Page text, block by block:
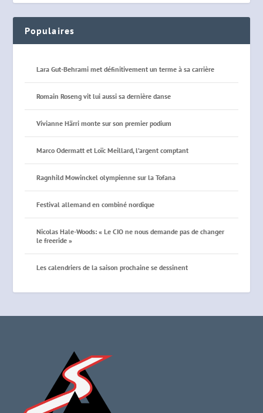
Populaires
Lara Gut-Behrami met définitivement un terme à sa carrière
Romain Roseng vit lui aussi sa dernière danse
Vivianne Härri monte sur son premier podium
Marco Odermatt et Loïc Meillard, l’argent comptant
Ragnhild Mowinckel olympienne sur la Tofana
Festival allemand en combiné nordique
Nicolas Hale-Woods: « Le CIO ne nous demande pas de changer
le freeride »
Les calendriers de la saison prochaine se dessinent